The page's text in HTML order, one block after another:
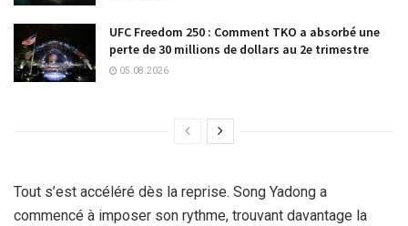
UFC Freedom 250 : Comment TKO a absorbé une
perte de 30 millions de dollars au 2e trimestre
05.08.2026
Tout s’est accéléré dès la reprise. Song Yadong a
commencé à imposer son rythme, trouvant davantage la